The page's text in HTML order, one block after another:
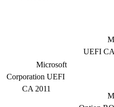
Corporation UEFI
CA 2011
UEFI